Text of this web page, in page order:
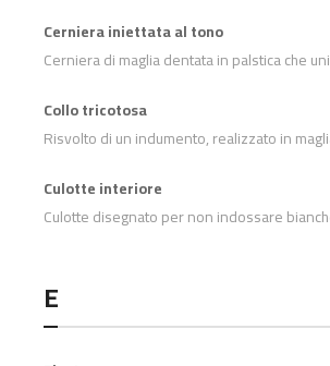
Cerniera iniettata al tono
Cerniera di maglia dentata in palstica che
Collo tricotosa
Risvolto di un indumento, realizzato in
Culotte interiore
Culotte disegnato per non indossare
E